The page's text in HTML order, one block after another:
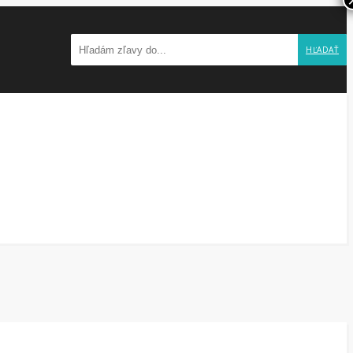
HĽADAŤ